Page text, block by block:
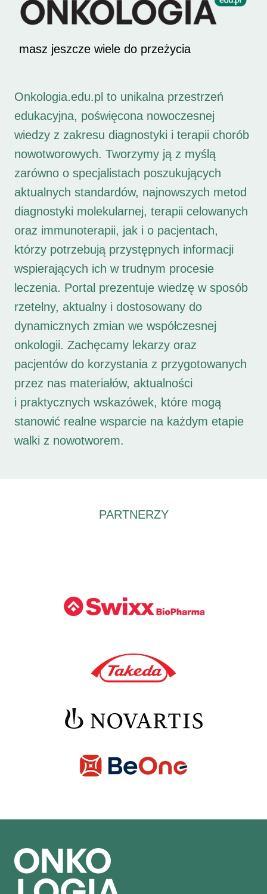
masz jeszcze wiele do przeżycia
Onkologia.edu.pl to unikalna przestrzeń
edukacyjna, poświęcona nowoczesnej
wiedzy z zakresu diagnostyki i terapii chorób
nowotworowych. Tworzymy ją z myślą
zarówno o specjalistach poszukujących
aktualnych standardów, najnowszych metod
diagnostyki molekularnej, terapii celowanych
oraz immunoterapii, jak i o pacjentach,
którzy potrzebują przystępnych informacji
wspierających ich w trudnym procesie
leczenia. Portal prezentuje wiedzę w sposób
rzetelny, aktualny i dostosowany do
dynamicznych zmian we współczesnej
onkologii. Zachęcamy lekarzy oraz
pacjentów do korzystania z przygotowanych
przez nas materiałów, aktualności
i praktycznych wskazówek, które mogą
stanowić realne wsparcie na każdym etapie
walki z nowotworem.
PARTNERZY